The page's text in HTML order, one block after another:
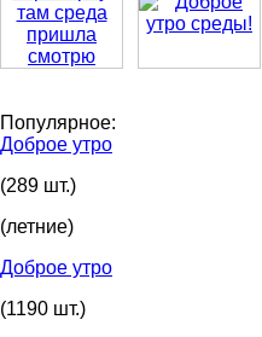
Популярное:
Доброе утро
(289 шт.)
(летние)
Доброе утро
(1190 шт.)